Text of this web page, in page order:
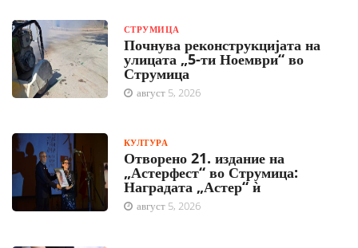
СТРУМИЦА
Почнува реконструкцијата на
улицата „5-ти Ноември“ во
Струмица
август 5, 2026
КУЛТУРА
Отворено 21. издание на
„Астерфест“ во Струмица:
Наградата „Астер“ ѝ
август 5, 2026